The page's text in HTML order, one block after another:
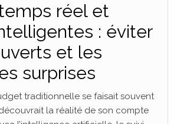
réel et
: éviter
et les
surprises
traditionnelle se faisait souvent
la réalité de son compte